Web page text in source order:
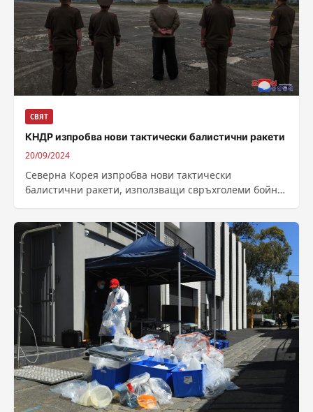
СВЯТ
КНДР изпробва нови тактически балистични ракети
20/09/2024
Северна Корея изпробва нови тактически
балистични ракети, използващи свръхголеми бойни
ръководството на лидера Ким...